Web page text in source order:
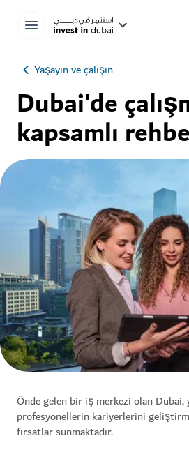
Yaşayın ve çalışın
Dubai'de
kapsamlı
Önde gelen bir iş merkezi olan Dubai,
profesyonellerin kariyerlerini
fırsatlar sunmaktadır.